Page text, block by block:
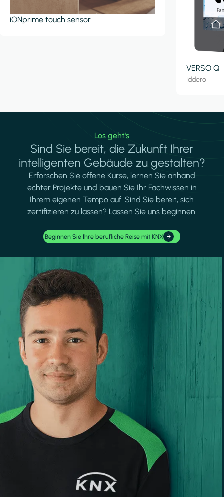
iONprime touch sensor
VERSO Q
Iddero
Los geht's
Sind Sie bereit, die Zukunft Ihrer
intelligenten Gebäude zu gestalten?
Erforschen Sie offene Kurse, lernen Sie anhand
echter Projekte und bauen Sie Ihr Fachwissen in
Ihrem eigenen Tempo auf. Sind Sie bereit, sich
zertifizieren zu lassen? Lassen Sie uns beginnen.
Beginnen Sie Ihre berufliche Reise mit KNX